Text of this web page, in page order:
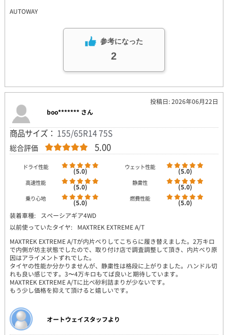
AUTOWAY
参考になった
2
投稿日: 2026年06月22日
boo******* さん
商品サイズ： 155/65R14 75S
総合評価 5.00
ドライ性能 (5.0) ウェット性能 (5.0)
高速性能 (5.0) 静粛性 (5.0)
乗り心地 (5.0) 燃費性能
(5.0)
装着車種:
スペーシアギア4WD
以前使っていたタイヤ:
MAXTREK EXTREME A/T
MAXTREK EXTREME A/Tが内片べりしてこちらに履き替えました。2万キロ
で内側が坊主状態でしたので、取り付け店で調査調整して頂き、内片べり原
因はアライメントずれでした。
タイヤの性能か分かりませんが、静粛性は格段に上がりました。ハンドル切
れも良い感じです。3〜4万キロもてば良いと期待しています。
MAXTREK EXTREME A/Tに比べ砂利詰まりが少ないです。
もう少し価格を抑えて頂けると嬉しいです。
オートウェイスタッフより